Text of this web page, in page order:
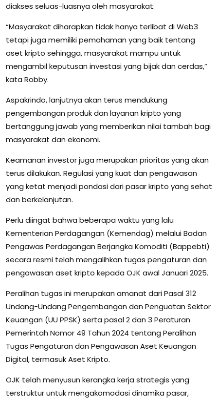
diakses seluas-luasnya oleh masyarakat.
“Masyarakat diharapkan tidak hanya terlibat di Web3
tetapi juga memiliki pemahaman yang baik tentang
aset kripto sehingga, masyarakat mampu untuk
mengambil keputusan investasi yang bijak dan cerdas,”
kata Robby.
Aspakrindo, lanjutnya akan terus mendukung
pengembangan produk dan layanan kripto yang
bertanggung jawab yang memberikan nilai tambah bagi
masyarakat dan ekonomi.
Keamanan investor juga merupakan prioritas yang akan
terus dilakukan. Regulasi yang kuat dan pengawasan
yang ketat menjadi pondasi dari pasar kripto yang sehat
dan berkelanjutan.
Perlu diingat bahwa beberapa waktu yang lalu
Kementerian Perdagangan (Kemendag) melalui Badan
Pengawas Perdagangan Berjangka Komoditi (Bappebti)
secara resmi telah mengalihkan tugas pengaturan dan
pengawasan aset kripto kepada OJK awal Januari 2025.
Peralihan tugas ini merupakan amanat dari Pasal 312
Undang-Undang Pengembangan dan Penguatan Sektor
Keuangan (UU PPSK) serta pasal 2 dan 3 Peraturan
Pemerintah Nomor 49 Tahun 2024 tentang Peralihan
Tugas Pengaturan dan Pengawasan Aset Keuangan
Digital, termasuk Aset Kripto.
OJK telah menyusun kerangka kerja strategis yang
terstruktur untuk mengakomodasi dinamika pasar,